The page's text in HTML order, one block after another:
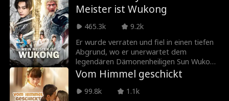
produzieren und seine stumme Frau zu
heilen.
Jahre lang bewahrt er sie vor dem Ruin,
wird aber wie ein Diener behandelt. Als er
wortlos geht, zerbricht das Glück der
Neills. Zu spät erkennt seine Ex-Frau die
Wahrheit und fleht ihn an,
zurückzukehren.
Meister ist Wukong
465.3k
9.2k
Er wurde verraten und fiel in einen tiefen
Abgrund, wo er unerwartet dem
legendären Dämonenheiligen Sun Wukong
begegnete! Er wurde sein Schüler,
erlernte außergewöhnliche göttliche
Fähigkeiten und nahm den Weg der
Vom Himmel geschickt
99.8k
1.1k